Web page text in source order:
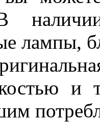
лампы,
и